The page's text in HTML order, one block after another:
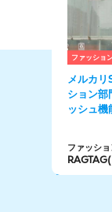
ファッショ
メルカ
ション部
ッシュ機
ファッショ